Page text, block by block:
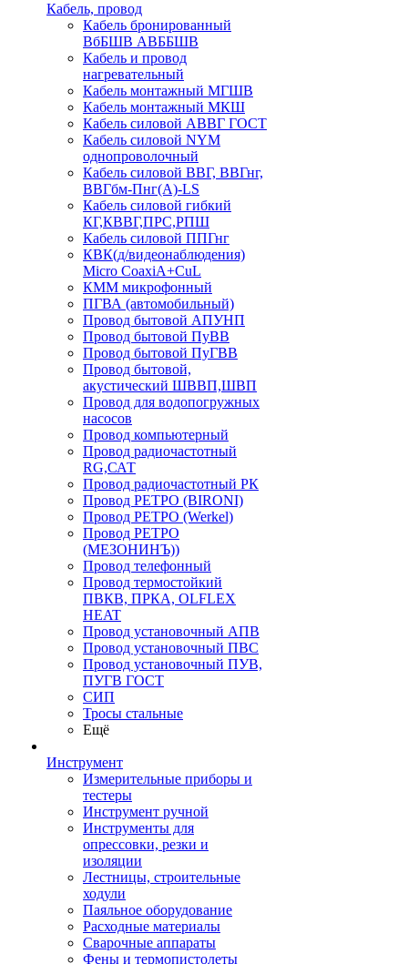
Кабель, провод
Кабель бронированный
ВбБШВ АВББШВ
Кабель и провод
нагревательный
Кабель монтажный МГШВ
Кабель монтажный МКШ
Кабель силовой АВВГ ГОСТ
Кабель силовой NYM
однопроволочный
Кабель силовой ВВГ, ВВГнг,
ВВГбм-Пнг(А)-LS
Кабель силовой гибкий
КГ,КВВГ,ПРС,РПШ
Кабель силовой ППГнг
КВК(д/видеонаблюдения)
Micro CoaxiA+CuL
КММ микрофонный
ПГВА (автомобильный)
Провод бытовой АПУНП
Провод бытовой ПуВВ
Провод бытовой ПуГВВ
Провод бытовой,
акустический ШВВП,ШВП
Провод для водопогружных
насосов
Провод компьютерный
Провод радиочастотный
RG,САТ
Провод радиочастотный РК
Провод РЕТРО (BIRONI)
Провод РЕТРО (Werkel)
Провод РЕТРО
(МЕЗОНИНЪ))
Провод телефонный
Провод термостойкий
ПВКВ, ПРКА, OLFLEX
HEAT
Провод установочный АПВ
Провод установочный ПВС
Провод установочный ПУВ,
ПУГВ ГОСТ
СИП
Тросы стальные
Ещё
Инструмент
Измерительные приборы и
тестеры
Инструмент ручной
Инструменты для
опрессовки, резки и
изоляции
Лестницы, строительные
ходули
Паяльное оборудование
Расходные материалы
Сварочные аппараты
Фены и термопистолеты